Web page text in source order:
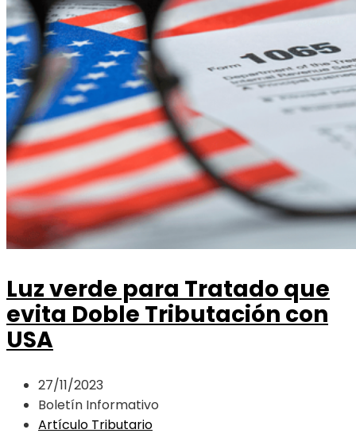
Luz verde para Tratado que
evita Doble Tributación con
USA
27/11/2023
Boletín Informativo
Artículo Tributario